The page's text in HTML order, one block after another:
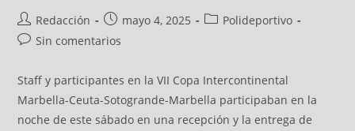
Redacción mayo 4, 2025
Polideportivo
Sin comentarios
Staff y participantes en la VII Copa Intercontinental
Marbella-Ceuta-Sotogrande-Marbella participaban en la
noche de este sábado en una recepción y la entrega de